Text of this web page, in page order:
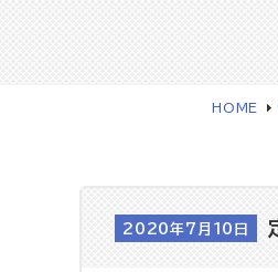
HOME
2020年7月10日